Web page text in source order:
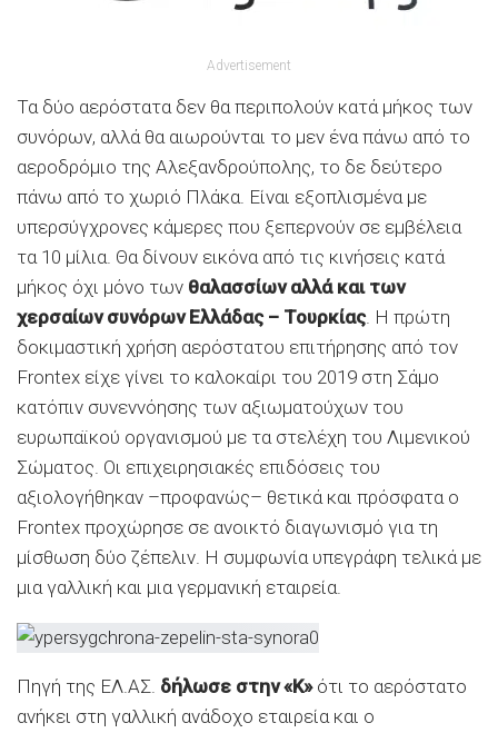
Advertisement
Τα δύο αερόστατα δεν θα περιπολούν κατά μήκος των
συνόρων, αλλά θα αιωρούνται το μεν ένα πάνω από το
αεροδρόμιο της Αλεξανδρούπολης, το δε δεύτερο
πάνω από το χωριό Πλάκα. Είναι εξοπλισμένα με
υπερσύγχρονες κάμερες που ξεπερνούν σε εμβέλεια
τα 10 μίλια. Θα δίνουν εικόνα από τις κινήσεις κατά
μήκος όχι μόνο των θαλασσίων αλλά και των
χερσαίων συνόρων Ελλάδας – Τουρκίας. Η πρώτη
δοκιμαστική χρήση αερόστατου επιτήρησης από τον
Frontex είχε γίνει το καλοκαίρι του 2019 στη Σάμο
κατόπιν συνεννόησης των αξιωματούχων του
ευρωπαϊκού οργανισμού με τα στελέχη του Λιμενικού
Σώματος. Οι επιχειρησιακές επιδόσεις του
αξιολογήθηκαν –προφανώς– θετικά και πρόσφατα ο
Frontex προχώρησε σε ανοικτό διαγωνισμό για τη
μίσθωση δύο ζέπελιν. Η συμφωνία υπεγράφη τελικά με
μια γαλλική και μια γερμανική εταιρεία.
Πηγή της ΕΛ.ΑΣ. δήλωσε στην «Κ»ότι το αερόστατο
ανήκει στη γαλλική ανάδοχο εταιρεία και ο